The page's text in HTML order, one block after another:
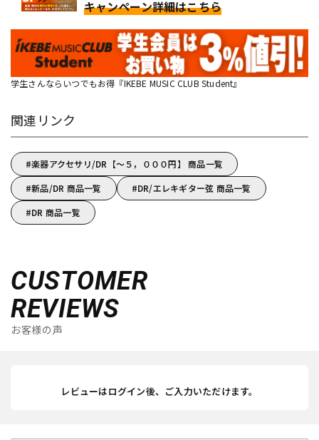
キャンペーン詳細はこちら
学生さんならいつでもお得『IKEBE MUSIC CLUB Student』
関連リンク
楽器アクセサリ/DR【～５，０００円】 商品一覧
新品/DR 商品一覧
DR/エレキギター弦 商品一覧
DR 商品一覧
CUSTOMER
REVIEWS
お客様の声
レビューはログイン後、ご入力いただけます。